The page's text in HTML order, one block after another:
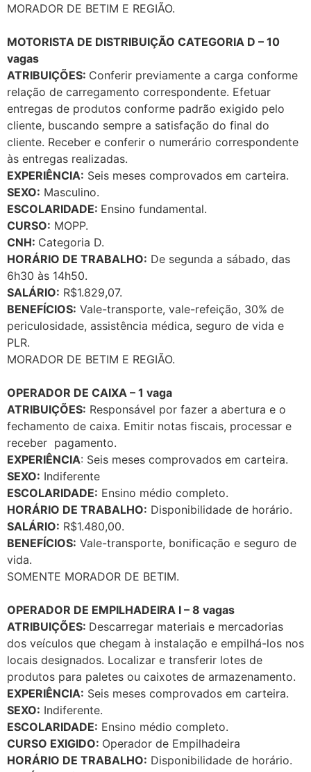
MORADOR DE BETIM E REGIÃO.
MOTORISTA DE DISTRIBUIÇÃO CATEGORIA D – 10
vagas
ATRIBUIÇÕES: Conferir previamente a carga conforme
relação de carregamento correspondente. Efetuar
entregas de produtos conforme padrão exigido pelo
cliente, buscando sempre a satisfação do final do
cliente. Receber e conferir o numerário correspondente
às entregas realizadas.
EXPERIÊNCIA: Seis meses comprovados em carteira.
SEXO: Masculino.
ESCOLARIDADE: Ensino fundamental.
CURSO: MOPP.
CNH: Categoria D.
HORÁRIO DE TRABALHO: De segunda a sábado, das
6h30 às 14h50.
SALÁRIO: R$1.829,07.
BENEFÍCIOS: Vale-transporte, vale-refeição, 30% de
periculosidade, assistência médica, seguro de vida e
PLR.
MORADOR DE BETIM E REGIÃO.
OPERADOR DE CAIXA – 1 vaga
ATRIBUIÇÕES: Responsável por fazer a abertura e o
fechamento de caixa. Emitir notas fiscais, processar e
receber pagamento.
EXPERIÊNCIA: Seis meses comprovados em carteira.
SEXO: Indiferente
ESCOLARIDADE: Ensino médio completo.
HORÁRIO DE TRABALHO: Disponibilidade de horário.
SALÁRIO: R$1.480,00.
BENEFÍCIOS: Vale-transporte, bonificação e seguro de
vida.
SOMENTE MORADOR DE BETIM.
OPERADOR DE EMPILHADEIRA I – 8 vagas
ATRIBUIÇÕES: Descarregar materiais e mercadorias
dos veículos que chegam à instalação e empilhá-los nos
locais designados. Localizar e transferir lotes de
produtos para paletes ou caixotes de armazenamento.
EXPERIÊNCIA: Seis meses comprovados em carteira.
SEXO: Indiferente.
ESCOLARIDADE: Ensino médio completo.
CURSO EXIGIDO: Operador de Empilhadeira
HORÁRIO DE TRABALHO: Disponibilidade de horário.